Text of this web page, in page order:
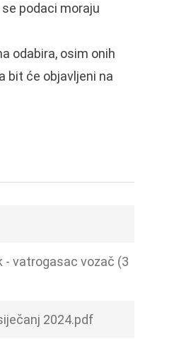
podaci moraju
odabira, osim onih
bit će objavljeni na
- vatrogasac vozač (3
2024.pdf